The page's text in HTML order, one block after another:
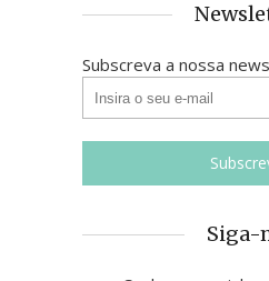
Subscreva a nossa
Siga-